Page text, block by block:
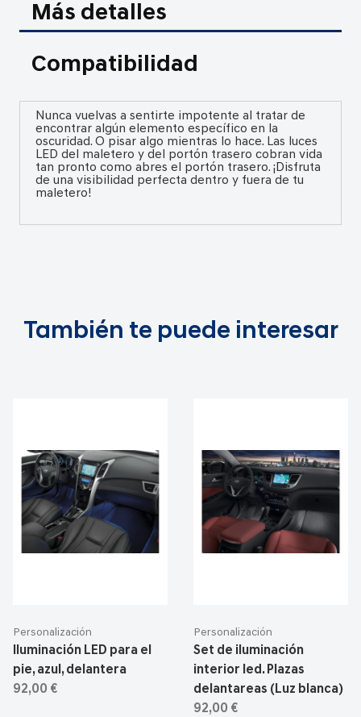
Más detalles
Compatibilidad
Nunca vuelvas a sentirte impotente al tratar de
encontrar algún elemento específico en la
oscuridad. O pisar algo mientras lo hace. Las luces
LED del maletero y del portón trasero cobran vida
tan pronto como abres el portón trasero. ¡Disfruta
de una visibilidad perfecta dentro y fuera de tu
maletero!
También te puede interesar
Personalización
Iluminación LED para el
pie, azul, delantera
92,00 €
Personalización
Set de iluminación
interior led. Plazas
delantareas (Luz blanca)
92,00 €